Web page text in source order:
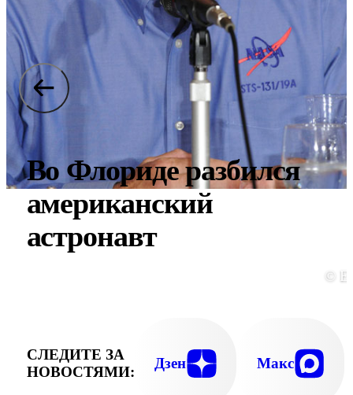
Во Флориде разбился
американский
астронавт
©
СЛЕДИТЕ ЗА
НОВОСТЯМИ:
Дзен Макс